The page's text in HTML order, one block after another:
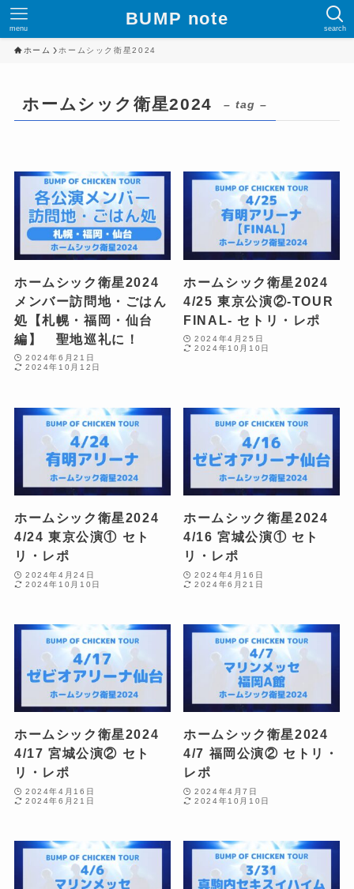
BUMP note search
menu
ホーム ホームシック衛星2024
ホームシック衛星2024 – tag –
ホームシック衛星2024
メンバー訪問地・ごはん
処【札幌・福岡・仙台
編】 聖地巡礼に！
2024年6月21日
2024年10月12日
ホームシック衛星2024
4/25 東京公演②-TOUR
FINAL- セトリ・レポ
2024年4月25日
2024年10月10日
ホームシック衛星2024
4/24 東京公演① セト
リ・レポ
2024年4月24日
2024年10月10日
ホームシック衛星2024
4/16 宮城公演① セト
リ・レポ
2024年4月16日
2024年6月21日
ホームシック衛星2024
4/17 宮城公演② セト
リ・レポ
2024年4月16日
2024年6月21日
ホームシック衛星2024
4/7 福岡公演② セトリ・
レポ
2024年4月7日
2024年10月10日